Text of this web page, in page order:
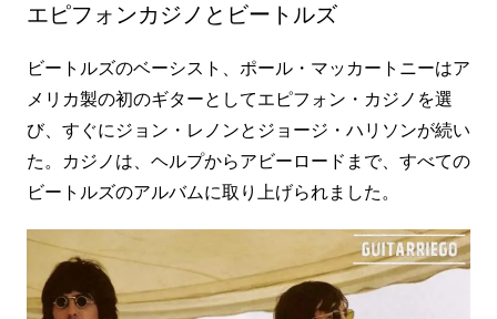
エピフォンカジノとビートルズ
ビートルズのベーシスト、ポール・マッカートニーはア
メリカ製の初のギターとしてエピフォン・カジノを選
び、すぐにジョン・レノンとジョージ・ハリソンが続い
た。カジノは、ヘルプからアビーロードまで、すべての
ビートルズのアルバムに取り上げられました。